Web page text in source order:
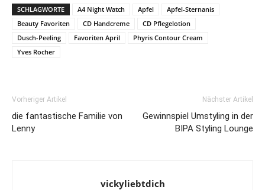
SCHLAGWORTE A4 Night Watch Apfel
Apfel-Sternanis
Beauty Favoriten
CD Handcreme
CD Pflegelotion
Dusch-Peeling
Favoriten April
Phyris Contour Cream
Yves Rocher
Vorheriger Artikel
die fantastische Familie von
Lenny
Nächster Artikel
Gewinnspiel Umstyling in der
BIPA Styling Lounge
vickyliebtdich